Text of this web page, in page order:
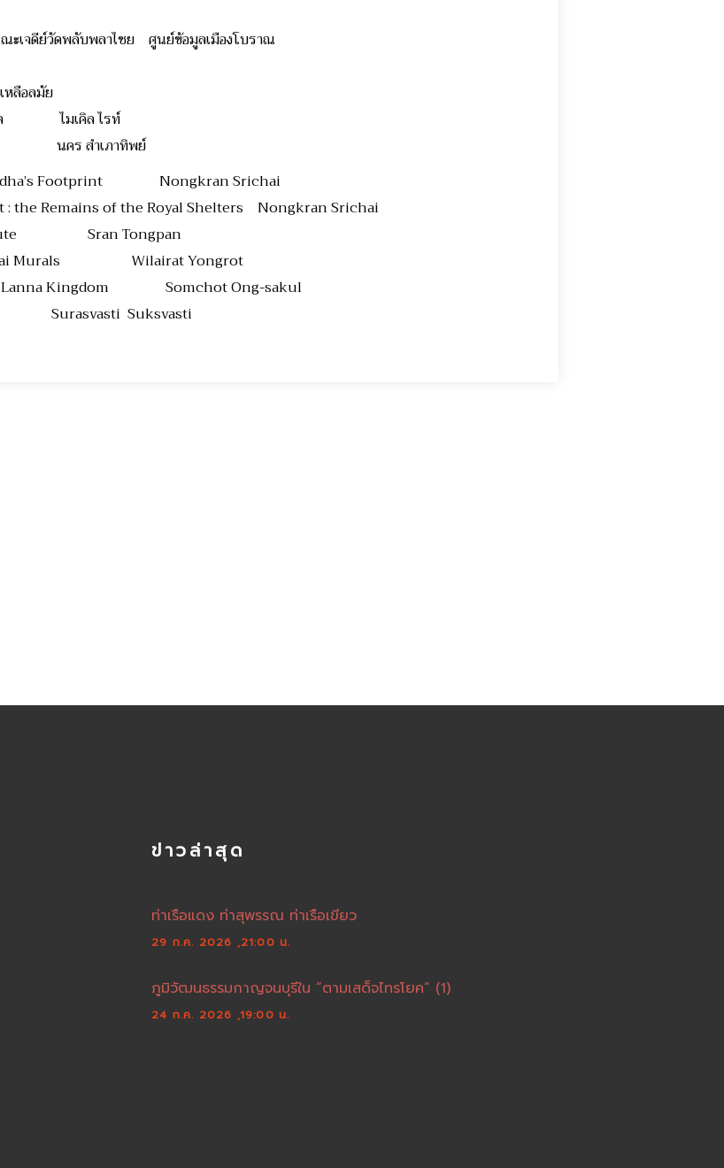
ณะเจดีย์วัดพลับพลาไชย ศูนย์ข้อมูลเมืองโบราณ
อลมัย
แปล ไมเคิล ไรท์
ม นคร สำเภาทิพย์
Footprint Nongkran Srichai
: the Remains of the Royal Shelters Nongkran Srichai
Route Sran Tongpan
Thai Murals Wilairat Yongrot
Lanna Kingdom Somchot Ong-sakul
Surasvasti Suksvasti
ข่าวล่าสุด
ท่าเรือแดง ท่าสุพรรณ ท่าเรือเขียว
29 ก.ค. 2026 ,21:00 น.
ภูมิวัฒนธรรมกาญจนบุรีใน “ตามเสด็จไทรโยค” (1)
24 ก.ค. 2026 ,19:00 น.